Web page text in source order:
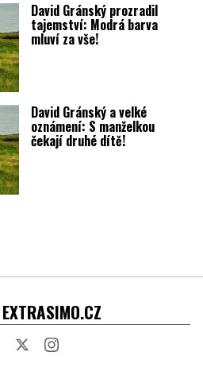
David Gránský prozradil
tajemství: Modrá barva
mluví za vše!
David Gránský a velké
oznámení: S manželkou
čekají druhé dítě!